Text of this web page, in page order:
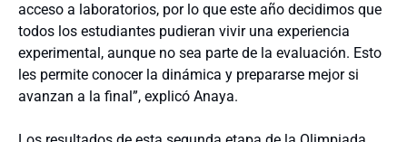
acceso a laboratorios, por lo que este año decidimos que
todos los estudiantes pudieran vivir una experiencia
experimental, aunque no sea parte de la evaluación. Esto
les permite conocer la dinámica y prepararse mejor si
avanzan a la final”, explicó Anaya.